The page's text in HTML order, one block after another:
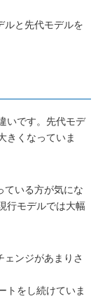
ルと先代モデルを
いです。先代モデ
きくなっていま
ている方が気にな
行モデルでは大幅
ェンジがあまりさ
トをし続けていま